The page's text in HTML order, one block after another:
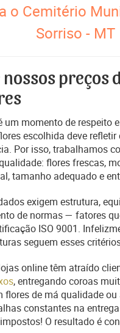
o Cemitério
Sorriso - MT
nossos preços
um momento de respeito
escolhida deve refletir
Por isso, trabalhamos
flores frescas,
tamanho adequado e
exigem estrutura,
de normas — fatores
ISO 9001.
seguem esses
online têm atraído
, entregando coroas
flores de má qualidade
constantes na
O resultado é